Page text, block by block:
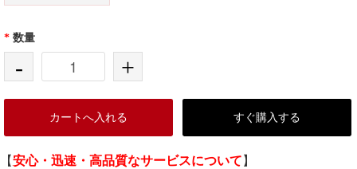
* 数量
- +
カートへ入れる すぐ購入する
【安心・迅速・高品質なサービスについて 】